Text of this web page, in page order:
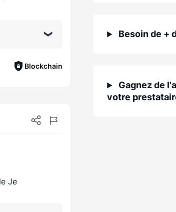
Blockchain
Je
Besoin de +
Gagnez de
votre